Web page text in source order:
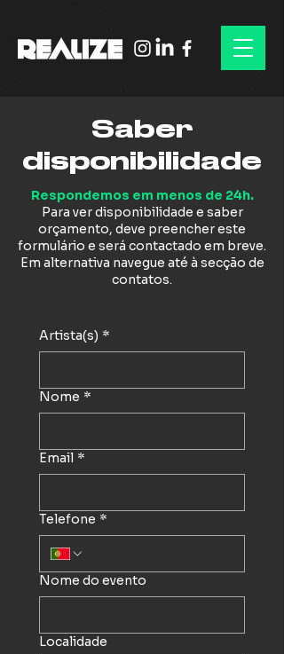
Saber
disponibilidade
Respondemos em menos de 24h.
Para ver disponibilidade e saber
orçamento, deve preencher este
formulário e será contactado em breve.
Em alternativa navegue até à secção de
contatos.
Artista(s) *
Nome *
Email *
Telefone *
Nome do evento
Localidade